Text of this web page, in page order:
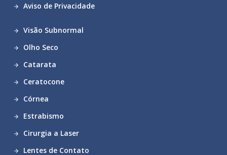
Aviso de Privacidade
Visão Subnormal
Olho Seco
Catarata
Ceratocone
Córnea
Estrabismo
Cirurgia a Laser
Lentes de Contato